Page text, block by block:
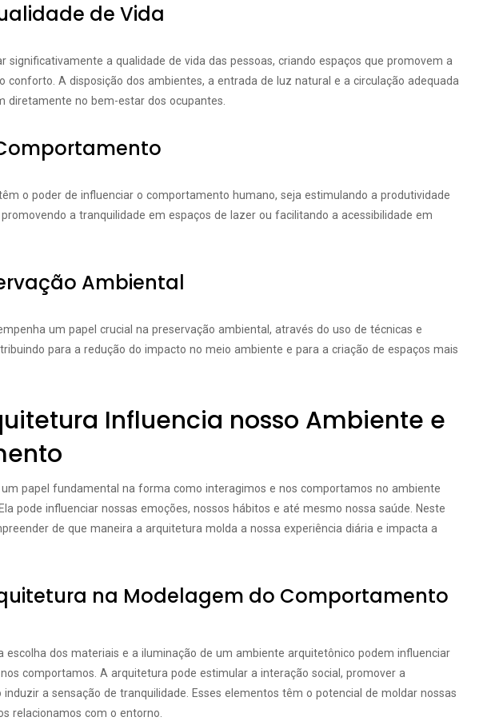
de Vida
significativamente a qualidade de vida das pessoas, criando espaços que promovem a
conforto. A disposição dos ambientes, a entrada de luz natural e a circulação adequada
diretamente no bem-estar dos ocupantes.
o poder de influenciar o comportamento humano, seja estimulando a produtividade
a tranquilidade em espaços de lazer ou facilitando a acessibilidade em
Ambiental
um papel crucial na preservação ambiental, através do uso de técnicas e
para a redução do impacto no meio ambiente e para a criação de espaços mais
Influencia nosso Ambiente e
papel fundamental na forma como interagimos e nos comportamos no ambiente
pode influenciar nossas emoções, nossos hábitos e até mesmo nossa saúde. Neste
de que maneira a arquitetura molda a nossa experiência diária e impacta a
na Modelagem do Comportamento
escolha dos materiais e a iluminação de um ambiente arquitetônico podem influenciar
comportamos. A arquitetura pode estimular a interação social, promover a
a sensação de tranquilidade. Esses elementos têm o potencial de moldar nossas
relacionamos com o entorno.